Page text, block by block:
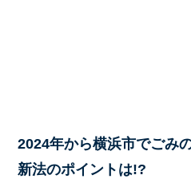
2024年から横浜市でごみ
新法のポイントは!?